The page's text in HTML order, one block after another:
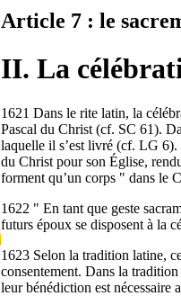
Article 7 : le
II. La
1621 Dans le rite latin, la
Pascal du Christ (cf. SC 61).
laquelle il s’est livré (cf. LG 6).
du Christ pour son Église,
forment qu’un corps " dans le
1622 " En tant que geste
futurs époux se disposent à la
1623 Selon la tradition latine,
consentement. Dans la
leur bénédiction est nécessaire